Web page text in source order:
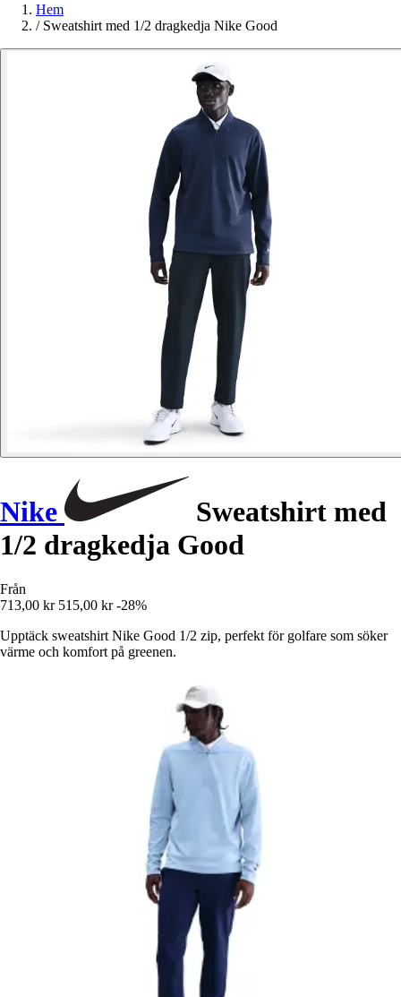
Hem
/ Sweatshirt med 1/2 dragkedja Nike Good
Nike
Sweatshirt med
1/2 dragkedja Good
Från
713,00 kr 515,00 kr -28%
Upptäck sweatshirt Nike Good 1/2 zip, perfekt för golfare som söker
värme och komfort på greenen.